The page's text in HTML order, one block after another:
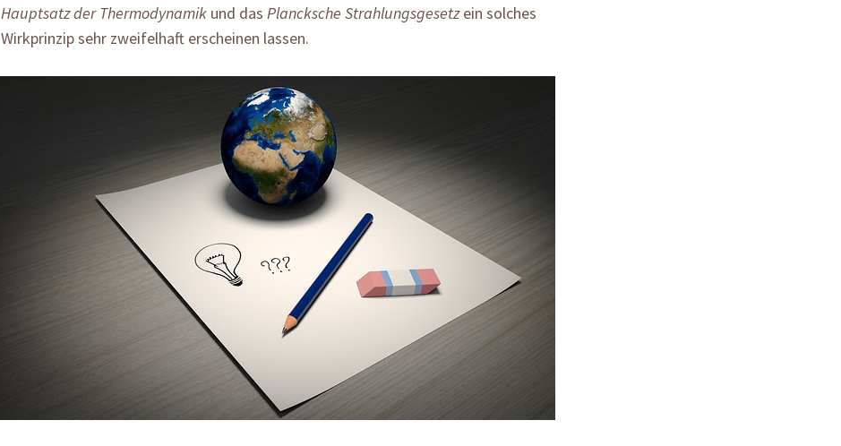
Hauptsatz der Thermodynamik und das Plancksche Strahlungsgesetzein solches
Wirkprinzip sehr zweifelhaft erscheinen lassen.